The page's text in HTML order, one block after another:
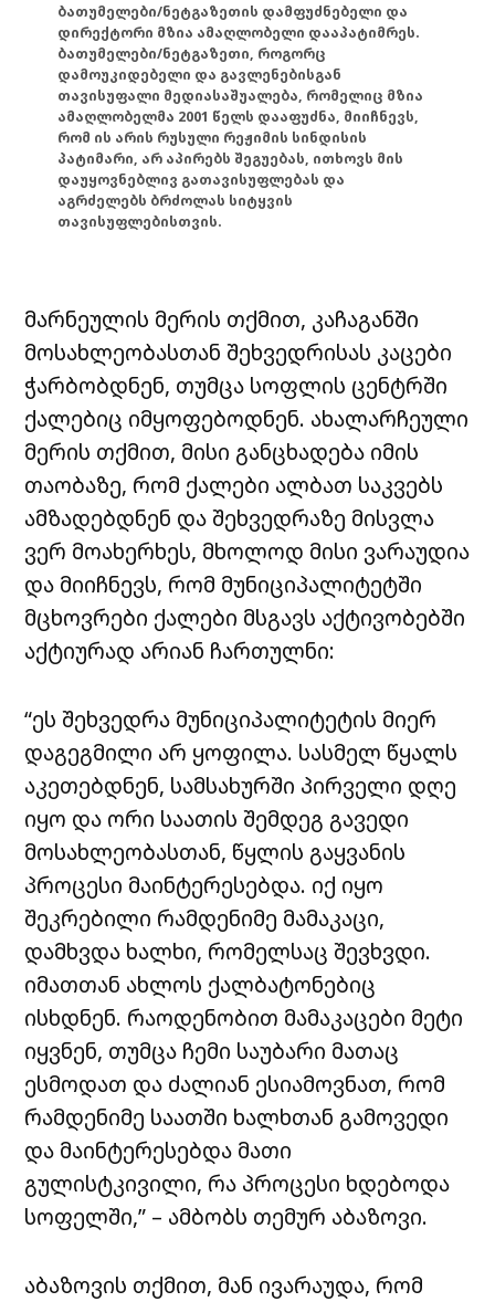
ბათუმელები/ნეტგაზეთის დამფუძნებელი და
დირექტორი მზია ამაღლობელი დააპატიმრეს.
ბათუმელები/ნეტგაზეთი, როგორც
დამოუკიდებელი და გავლენებისგან
თავისუფალი მედიასაშუალება, რომელიც მზია
ამაღლობელმა 2001 წელს დააფუძნა, მიიჩნევს,
რომ ის არის რუსული რეჟიმის სინდისის
პატიმარი, არ აპირებს შეგუებას, ითხოვს მის
დაუყოვნებლივ გათავისუფლებას და
აგრძელებს ბრძოლას სიტყვის
თავისუფლებისთვის.
მარნეულის მერის თქმით, კაჩაგანში
მოსახლეობასთან შეხვედრისას კაცები
ჭარბობდნენ, თუმცა სოფლის ცენტრში
ქალებიც იმყოფებოდნენ. ახალარჩეული
მერის თქმით, მისი განცხადება იმის
თაობაზე, რომ ქალები ალბათ საკვებს
ამზადებდნენ და შეხვედრაზე მისვლა
ვერ მოახერხეს, მხოლოდ მისი ვარაუდია
და მიიჩნევს, რომ მუნიციპალიტეტში
მცხოვრები ქალები მსგავს აქტივობებში
აქტიურად არიან ჩართულნი:
“ეს შეხვედრა მუნიციპალიტეტის მიერ
დაგეგმილი არ ყოფილა. სასმელ წყალს
აკეთებდნენ, სამსახურში პირველი დღე
იყო და ორი საათის შემდეგ გავედი
მოსახლეობასთან, წყლის გაყვანის
პროცესი მაინტერესებდა. იქ იყო
შეკრებილი რამდენიმე მამაკაცი,
დამხვდა ხალხი, რომელსაც შევხვდი.
იმათთან ახლოს ქალბატონებიც
ისხდნენ. რაოდენობით მამაკაცები მეტი
იყვნენ, თუმცა ჩემი საუბარი მათაც
ესმოდათ და ძალიან ესიამოვნათ, რომ
რამდენიმე საათში ხალხთან გამოვედი
და მაინტერესებდა მათი
გულისტკივილი, რა პროცესი ხდებოდა
სოფელში,” – ამბობს თემურ აბაზოვი.
აბაზოვის თქმით, მან ივარაუდა, რომ